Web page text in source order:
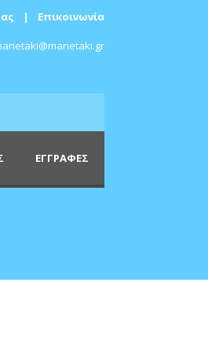
| Επικοινωνία
ΕΓΓΡΑΦΕΣ